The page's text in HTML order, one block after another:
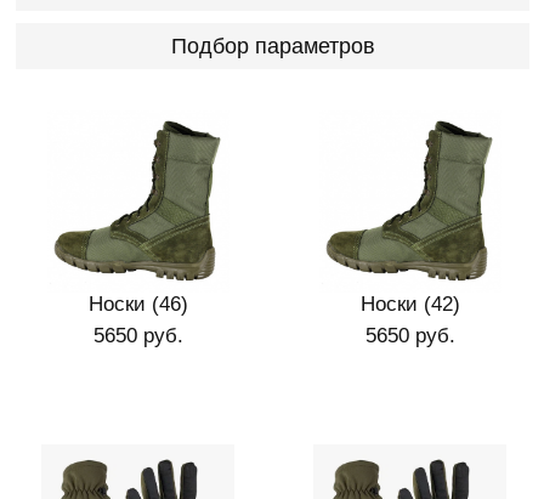
Подбор параметров
Носки (46)
5650 руб.
Носки (42)
5650 руб.